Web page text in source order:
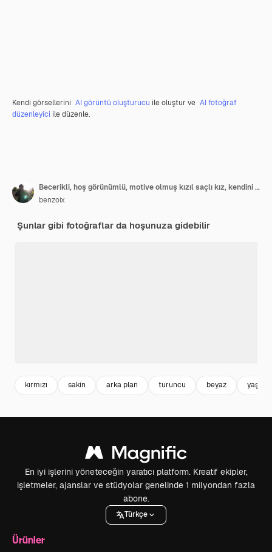
Kendi görsellerini AI görüntü oluşturucu ile oluştur ve AI fotoğraf
düzenleyici ile düzenle.
Becerikli, hoş görünümlü, motive olmuş kızıl saçlı kız, kendini işaret ediyor, parmaklarıyla göğsünü gösteriyor, neşeyle övünüyor
benzoix
Şunlar gibi fotoğraflar da hoşunuza gidebilir
kırmızı sakin arka plan turuncu beyaz yaşam
En iyi işlerini yöneteceğin yaratıcı platform. Kreatif ekipler,
işletmeler, ajanslar ve stüdyolar genelinde 1 milyondan fazla
abone.
Türkçe
Ürünler